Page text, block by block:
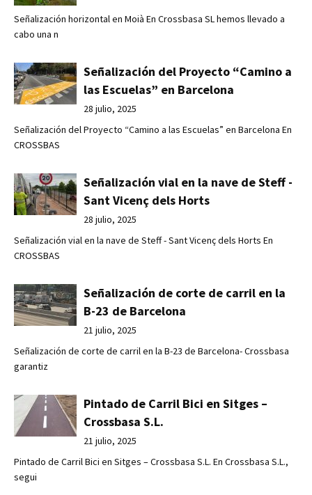
Señalización horizontal en Moià En Crossbasa SL hemos llevado a
cabo una n
Señalización del Proyecto “Camino a
las Escuelas” en Barcelona
28 julio, 2025
Señalización del Proyecto “Camino a las Escuelas” en Barcelona En
CROSSBAS
Señalización vial en la nave de Steff -
Sant Vicenç dels Horts
28 julio, 2025
Señalización vial en la nave de Steff - Sant Vicenç dels Horts En
CROSSBAS
Señalización de corte de carril en la
B-23 de Barcelona
21 julio, 2025
Señalización de corte de carril en la B-23 de Barcelona- Crossbasa
garantiz
Pintado de Carril Bici en Sitges –
Crossbasa S.L.
21 julio, 2025
Pintado de Carril Bici en Sitges – Crossbasa S.L. En Crossbasa S.L.,
segui